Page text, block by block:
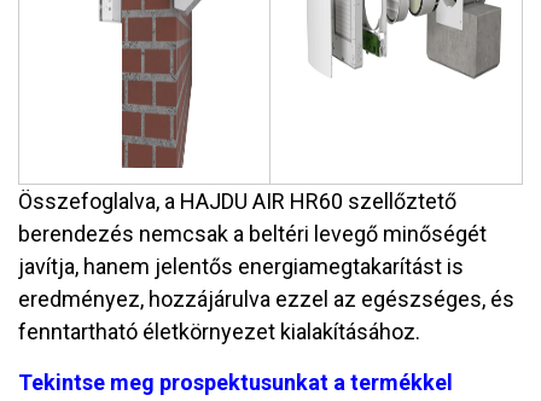
Összefoglalva, a HAJDU AIR HR60 szellőztető
berendezés nemcsak a beltéri levegő minőségét
javítja, hanem jelentős energiamegtakarítást is
eredményez, hozzájárulva ezzel az egészséges, és
fenntartható életkörnyezet kialakításához.
Tekintse meg prospektusunkat a termékkel